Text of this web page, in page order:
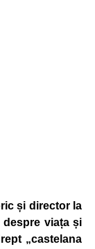
și director la
viața și
„castelana